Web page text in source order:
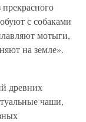
с собаками
мотыги,
на земле».
древних
чаши,